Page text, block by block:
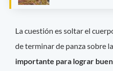
La cuestión es soltar el
de terminar de panza sobre
importante para lograr